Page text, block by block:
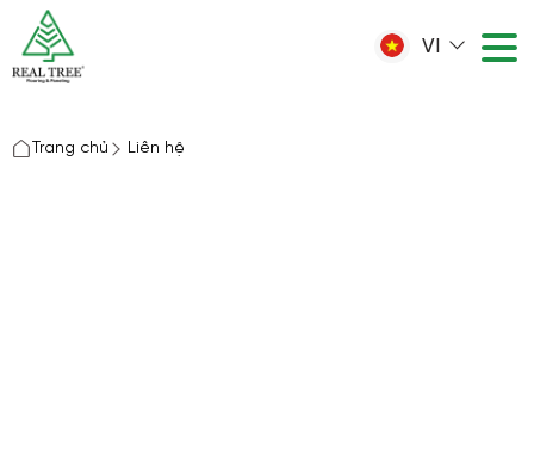
VI
Trang chủ Liên hệ